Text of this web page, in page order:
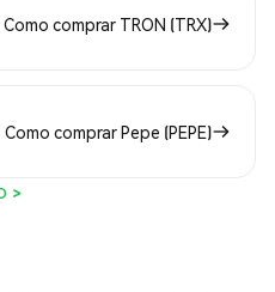
Como comprar TRON (TRX)
Como comprar Pepe (PEPE)
>